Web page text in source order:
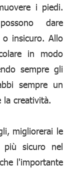
i piedi.
dare
o insicuro. Allo
in modo
sempre gli
sempre un
creatività.
migliorerai le
sicuro nel
l'importante